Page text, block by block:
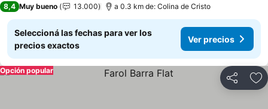
8,4 Muy bueno 13.000 a 0.3 km de: Colina de Cristo
Seleccioná las fechas para ver los
precios exactos
Ver precios
Compartir
Opción popular